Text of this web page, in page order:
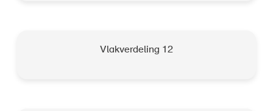
Vlakverdeling 12